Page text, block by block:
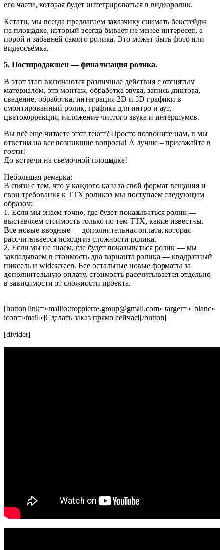
его части, которая будет интегрироваться в видеоролик.
Кстати, мы всегда предлагаем заказчику снимать бекстейдж
на площадке, который всегда бывает не менее интересен, а
порой и забавней самого ролика. Это может быть фото или
видеосъёмка.
5. Постпродакшен — финализация ролика.
В этот этап включаются различные действия с отснятым
материалом, это монтаж, обработка звука, запись диктора,
сведение, обработка, интеграция 2D и 3D графики в
смонтированный ролик, графика для интро и аут,
цветокоррекция, наложение чистого звука и интершумов.
Вы всё еще читаете этот текст? Просто позвоните нам, и мы
ответим на все возникшие вопросы! А лучше – приезжайте в
гости!
До встречи на съемочной площадке!
Небольшая ремарка:
В связи с тем, что у каждого канала свой формат вещания и
свои требования к ТТХ роликов мы поступаем следующим
образом:
1. Если мы знаем точно, где будет показываться ролик —
выставляем стоимость только по тем ТТХ, какие известны.
Все новые вводные — дополнительная оплата, которая
рассчитывается исходя из сложности ролика.
2. Если мы не знаем, где будет показываться ролик — мы
закладываем в стоимость два варианта ролика — квадратный
пиксель и widescreen. Все остальные новые форматы за
дополнительную оплату, стоимость рассчитывается отдельно
в зависимости от сложности проекта.
[button link=»mailto:troppierre.group@gmail.com» target=»_blanc»
icon=»mail»]Сделать заказ прямо сейчас![/button]
[divider]